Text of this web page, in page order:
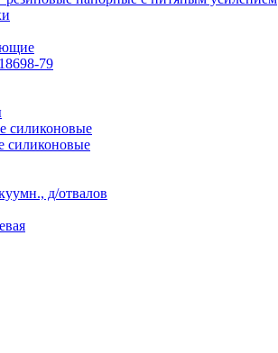
79
силиконовые
силиконовые
д/отвалов